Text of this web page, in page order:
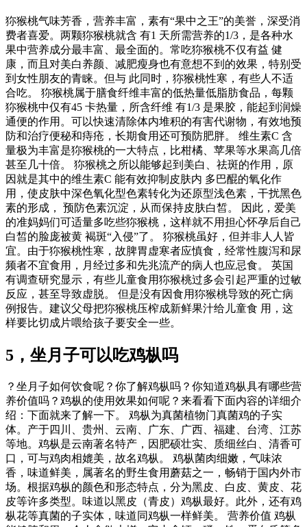
狝猴桃气味芳香，营养丰富，素有“果中之王”的美誉，深受消
费者喜爱。两颗狝猴桃就含 有1 天所需营养的1/3，是各种水
果中营养成分最丰富、最全面的。常吃狝猴桃不仅有益 健
康，而且对美白养颜、减肥瘦身也有意想不到的效果，特别受
到女性朋友的青睐。但与 此同时，狝猴桃性寒，有些人不适
合吃。 狝猴桃属于膳食纤维丰富的低热量低脂肪食品，每颗
狝猴桃中仅有45 卡热量，所含纤维 有1/3 是果胶，能起到润燥
通便的作用。可以快速清除体内堆积的有害代谢物，有效地预
防和治疗便秘和痔疮，长期食用还可预防肥胖。 维生素C 含
量极为丰富是狝猴桃的一大特点，比柑橘、苹果等水果高几倍
甚至几十倍。 狝猴桃之所以能够起到美白、祛斑的作用，原
因就是其中的维生素C 能有效抑制皮肤内 多巴醌的氧化作
用，使皮肤中深色氧化型色素转化为还原型浅色素，干扰黑色
素的形成， 预防色素沉淀，从而保持皮肤白皙。 因此，爱美
的准妈妈们可适量多吃些狝猴桃，这样就不用担心怀孕后自己
白皙的脸庞被黄 褐斑“入侵”了。 狝猴桃虽好，但并非人人皆
宜。由于狝猴桃性寒，故脾胃虚寒者应慎食，经常性腹泻和尿
频者不宜食用，月经过多和先兆流产的病人也应忌食。 英国
有调查研究显示，有些儿童食用狝猴桃过多会引起严重的过敏
反应，甚至导致虚脱。 但是没有因食用狝猴桃导致的死亡病
例报告。建议父母把狝猴桃压榨成新鲜果汁给儿童食 用，这
样要比切成片喂给孩子要安全一些。
5，坐月子可以吃鸡枞吗
？坐月子如何饮食呢？你了解鸡枞吗？你知道鸡枞具有哪些营
养价值吗？鸡枞的使用效果如何呢？来看看下面内容的详细介
绍：下面就来了解一下。 鸡枞为真菌植物门真菌鸡的子实
体。产于四川、贵州、云南、广东、广西、福建、台湾、江苏
等地。鸡枞是云南著名特产，因肥硕壮实、质细丝白、清香可
口，可与鸡肉相媲美，故名鸡枞。 鸡枞菌肉细嫩，气味浓
香，味道鲜美，属著名的野生食用蘑菇之一，畅销于国内外市
场。根据鸡枞的颜色和形态特点，分为黑皮、白皮、黄皮、花
皮等许多类型。味道以黑皮（青皮）鸡枞最好。此外，还有鸡
枞花等真菌的子实体，味道同鸡枞一样鲜美。 营养价值 鸡枞